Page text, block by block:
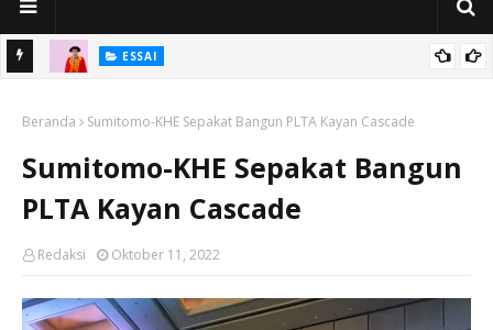
ESSAI
Tidak Berhenti di Panggung Wisuda
Beranda Sumitomo-KHE Sepakat Bangun PLTA Kayan Cascade
Sumitomo-KHE Sepakat Bangun
PLTA Kayan Cascade
Redaksi Oktober 11, 2022